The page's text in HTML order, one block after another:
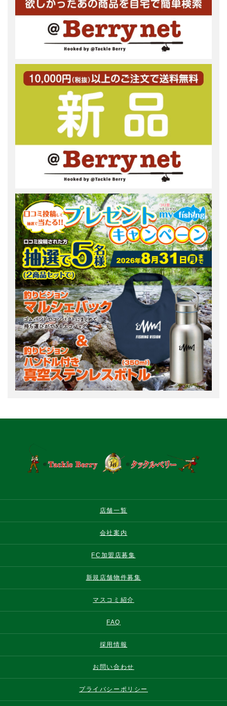
店舗一覧
会社案内
FC加盟店募集
新規店舗物件募集
マスコミ紹介
FAQ
採用情報
お問い合わせ
プライバシーポリシー